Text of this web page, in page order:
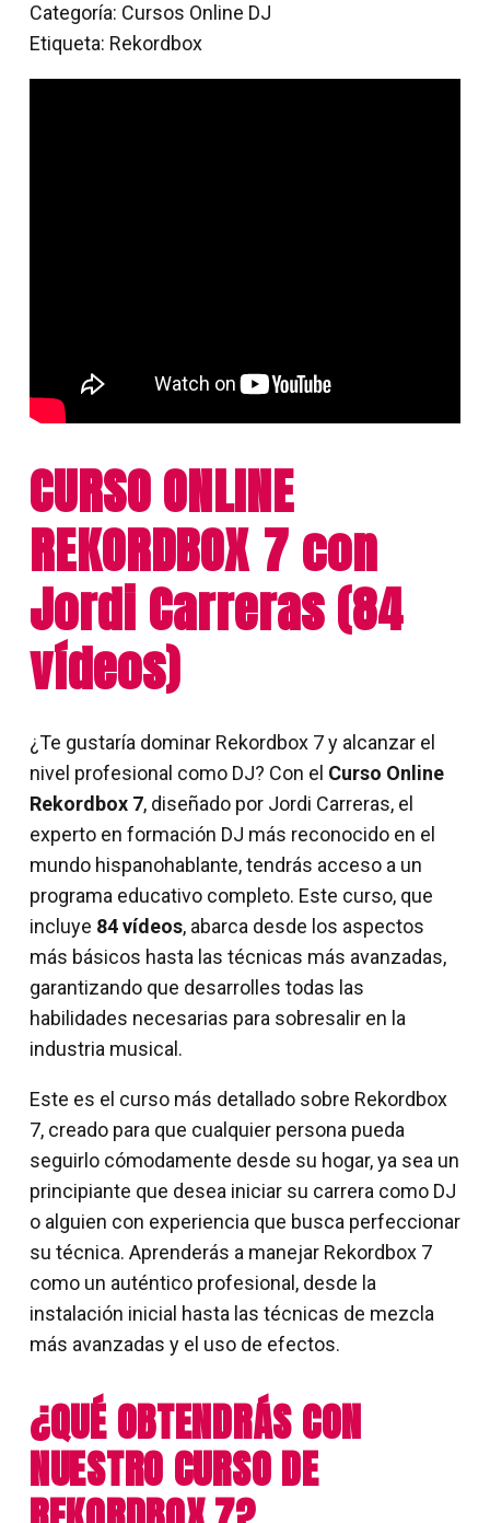
7
cantidad
Categoría: Cursos Online DJ
Etiqueta: Rekordbox
CURSO ONLINE
REKORDBOX 7 con
Jordi Carreras (84
vídeos)
¿Te gustaría dominar Rekordbox 7 y alcanzar el
nivel profesional como DJ? Con el Curso Online
Rekordbox 7, diseñado por Jordi Carreras, el
experto en formación DJ más reconocido en el
mundo hispanohablante, tendrás acceso a un
programa educativo completo. Este curso, que
incluye 84 vídeos, abarca desde los aspectos
más básicos hasta las técnicas más avanzadas,
garantizando que desarrolles todas las
habilidades necesarias para sobresalir en la
industria musical.
Este es el curso más detallado sobre Rekordbox
7, creado para que cualquier persona pueda
seguirlo cómodamente desde su hogar, ya sea un
principiante que desea iniciar su carrera como DJ
o alguien con experiencia que busca perfeccionar
su técnica. Aprenderás a manejar Rekordbox 7
como un auténtico profesional, desde la
instalación inicial hasta las técnicas de mezcla
más avanzadas y el uso de efectos.
¿QUÉ OBTENDRÁS CON
NUESTRO CURSO DE